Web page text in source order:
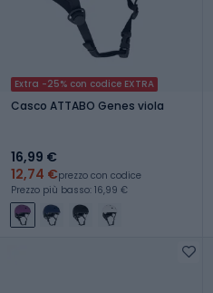
Extra -25% con codice EXTRA
Casco ATTABO Genes viola
16,99 €
12,74 €prezzo con codice
Prezzo più basso: 16,99 €